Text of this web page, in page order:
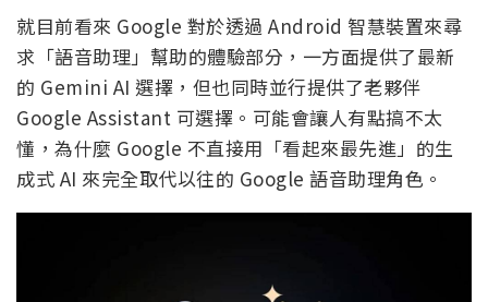
就目前看來 Google 對於透過 Android 智慧裝置來尋
求「語音助理」幫助的體驗部分，一方面提供了最新
的 Gemini AI 選擇，但也同時並行提供了老夥伴
Google Assistant 可選擇。可能會讓人有點搞不太
懂，為什麼 Google 不直接用「看起來最先進」的生
成式 AI 來完全取代以往的 Google 語音助理角色。